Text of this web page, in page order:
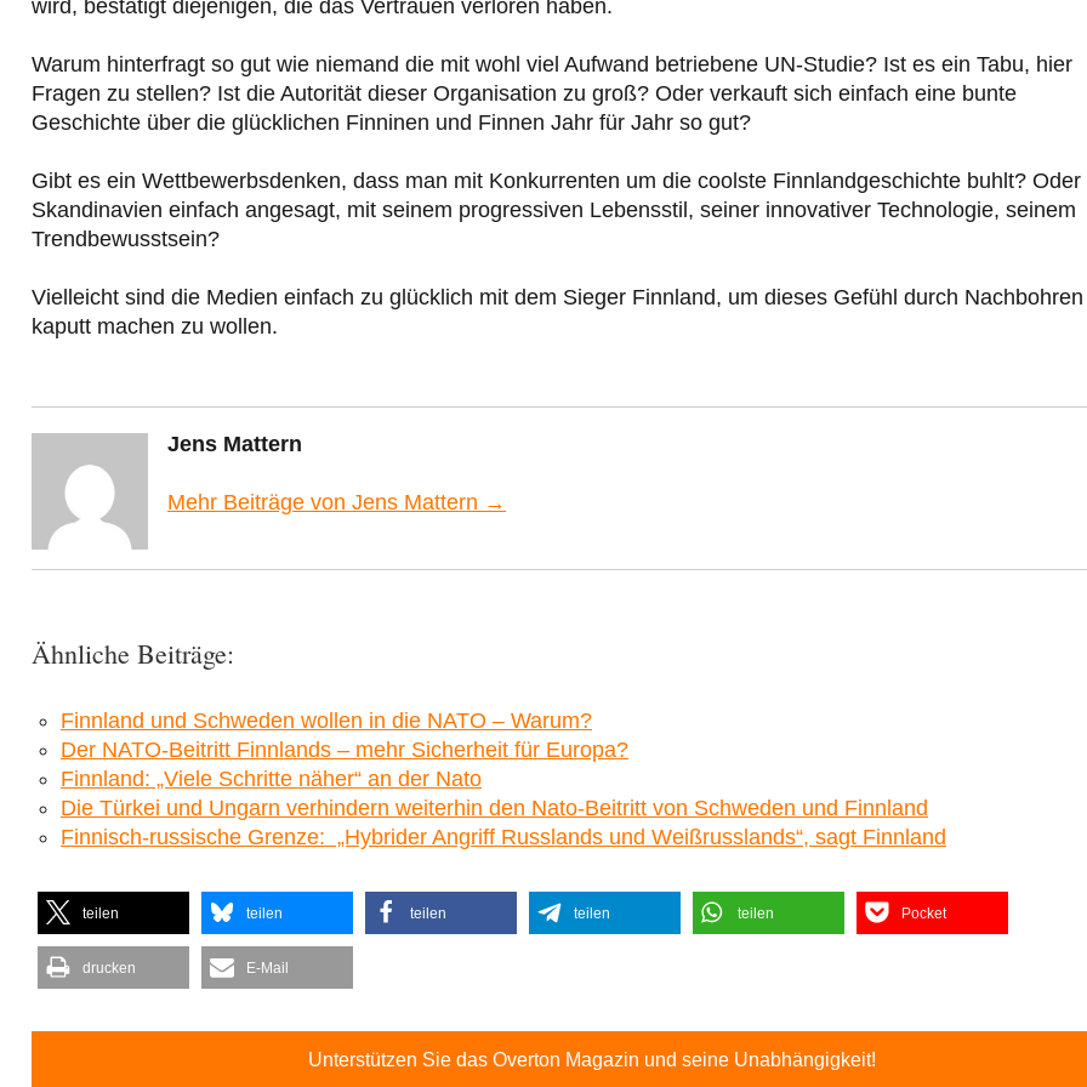
wird, bestätigt diejenigen, die das Vertrauen verloren haben.
Warum hinterfragt so gut wie niemand die mit wohl viel Aufwand betriebene UN-Studie? Ist es ein Tabu, hier
Fragen zu stellen? Ist die Autorität dieser Organisation zu groß? Oder verkauft sich einfach eine bunte
Geschichte über die glücklichen Finninen und Finnen Jahr für Jahr so gut?
Gibt es ein Wettbewerbsdenken, dass man mit Konkurrenten um die coolste Finnlandgeschichte buhlt? Oder
Skandinavien einfach angesagt, mit seinem progressiven Lebensstil, seiner innovativer Technologie, seinem
Trendbewusstsein?
Vielleicht sind die Medien einfach zu glücklich mit dem Sieger Finnland, um dieses Gefühl durch Nachbohren
kaputt machen zu wollen.
Jens Mattern
Mehr Beiträge von Jens Mattern →
Ähnliche Beiträge:
Finnland und Schweden wollen in die NATO – Warum?
Der NATO-Beitritt Finnlands – mehr Sicherheit für Europa?
Finnland: „Viele Schritte näher“ an der Nato
Die Türkei und Ungarn verhindern weiterhin den Nato-Beitritt von Schweden und Finnland
Finnisch-russische Grenze: „Hybrider Angriff Russlands und Weißrusslands“, sagt Finnland
teilen teilen teilen teilen teilen Pocket
drucken E-Mail
Unterstützen Sie das Overton Magazin und seine Unabhängigkeit!